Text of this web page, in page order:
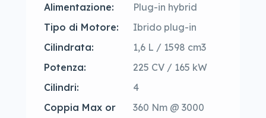
Alimentazione:
Plug-in hybrid
Tipo di Motore:
Ibrido plug-in
Cilindrata:
1,6 L / 1598 cm3
Potenza:
225 CV / 165 kW
Cilindri:
4
Coppia Max or
360 Nm @ 3000